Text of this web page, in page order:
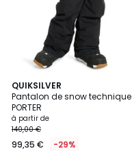
QUIKSILVER
Pantalon de snow technique
PORTER
à partir de
140,00 €
99,35 € -29%
2
Couleurs